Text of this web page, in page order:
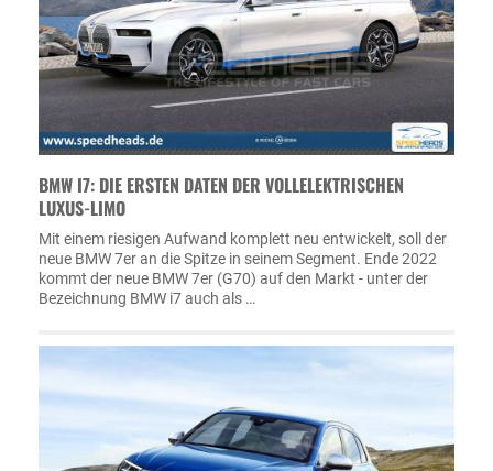
BMW I7: DIE ERSTEN DATEN DER VOLLELEKTRISCHEN
LUXUS-LIMO
Mit einem riesigen Aufwand komplett neu entwickelt, soll der
neue BMW 7er an die Spitze in seinem Segment. Ende 2022
kommt der neue BMW 7er (G70) auf den Markt - unter der
Bezeichnung BMW i7 auch als …